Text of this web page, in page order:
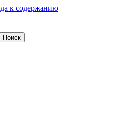
к содержанию